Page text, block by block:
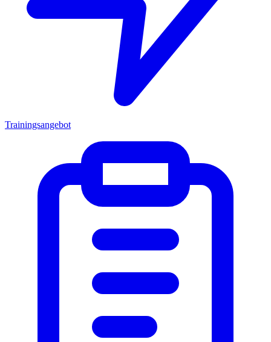
Trainingsangebot